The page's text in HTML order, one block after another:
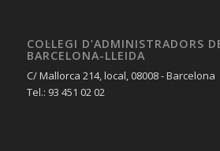
COL·LEGI D’ADMINISTRADORS
BARCELONA-LLEIDA
C/ Mallorca 214, local, 08008 - Barcelona
Tel.: 93 451 02 02